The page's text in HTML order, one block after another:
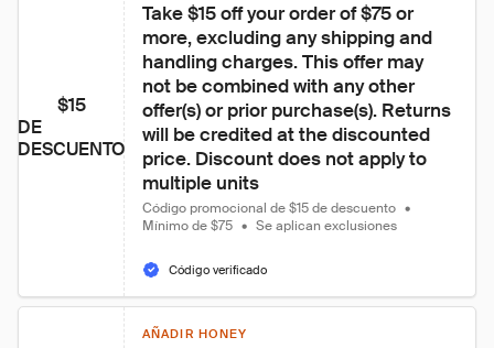
$15
DE
DESCUENTO
Take $15 off your order of $75 or
more, excluding any shipping and
handling charges. This offer may
not be combined with any other
offer(s) or prior purchase(s). Returns
will be credited at the discounted
price. Discount does not apply to
multiple units
Código promocional de $15 de descuento •
Mínimo de $75 • Se aplican exclusiones
Código verificado
AÑADIR HONEY